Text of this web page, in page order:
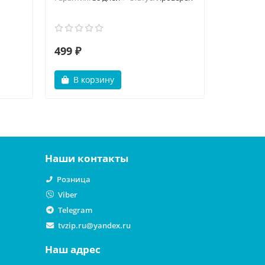
499 ₽
В корзину
Наши контакты
Розница
Viber
Telegram
tvzip.ru@yandex.ru
Наш адрес